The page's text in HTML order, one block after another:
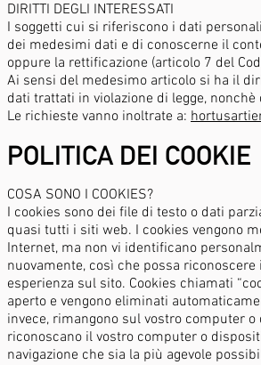
DIRITTI DEGLI INTERESSATI
I soggetti cui si riferiscono i dati
dei medesimi dati e di conoscerne il
oppure la rettificazione (articolo 7 del
Ai sensi del medesimo articolo si ha il
dati trattati in violazione di legge,
Le richieste vanno inoltrate a:
POLITICA DEI COOKIE
COSA SONO I COOKIES?
I cookies sono dei file di testo o dati
quasi tutti i siti web. I cookies vengono
Internet, ma non vi identificano
nuovamente, così che possa
esperienza sul sito. Cookies chiamati
aperto e vengono eliminati
invece, rimangono sul vostro computer
riconoscano il vostro computer o
navigazione che sia la più agevole